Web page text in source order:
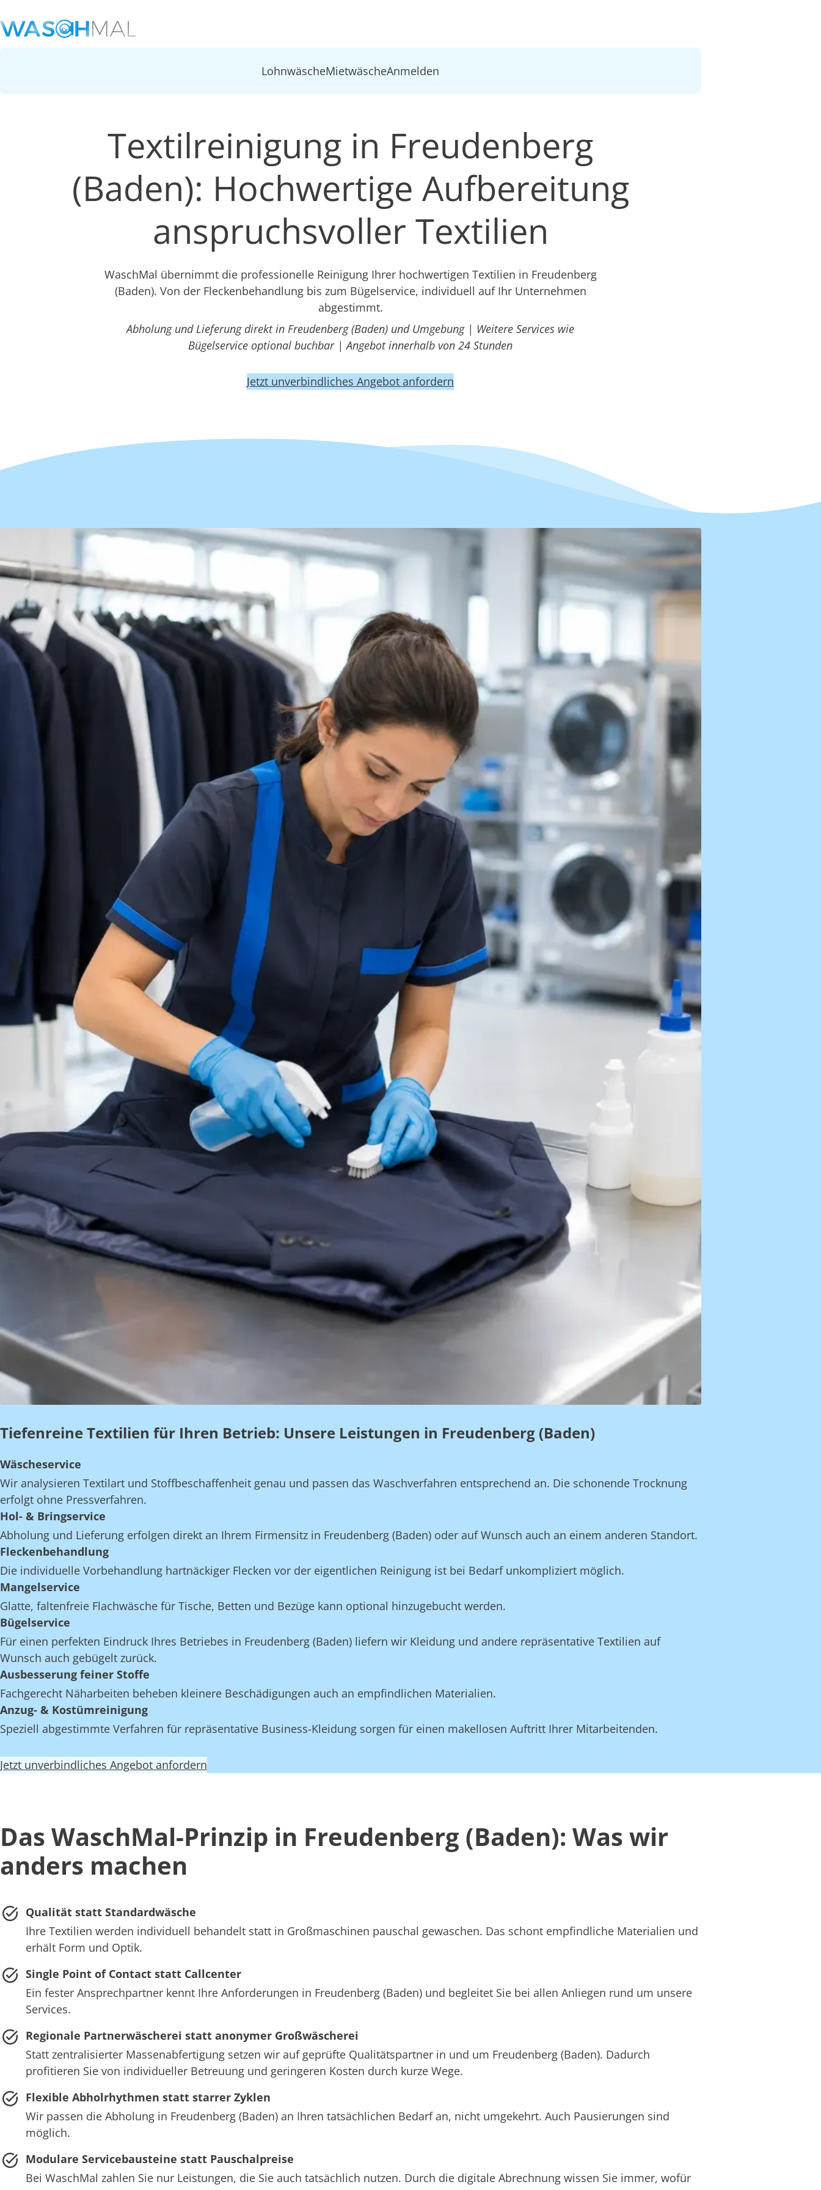
LohnwäscheMietwäscheAnmelden
Textilreinigung in Freudenberg
(Baden): Hochwertige Aufbereitung
anspruchsvoller Textilien
WaschMal übernimmt die professionelle Reinigung Ihrer hochwertigen Textilien in Freudenberg
(Baden). Von der Fleckenbehandlung bis zum Bügelservice, individuell auf Ihr Unternehmen
abgestimmt.
Abholung und Lieferung direkt in Freudenberg (Baden) und Umgebung | Weitere Services wie
Bügelservice optional buchbar | Angebot innerhalb von 24 Stunden
Jetzt unverbindliches Angebot anfordern
Tiefenreine Textilien für Ihren Betrieb: Unsere Leistungen in Freudenberg (Baden)
Wäscheservice
Wir analysieren Textilart und Stoffbeschaffenheit genau und passen das Waschverfahren entsprechend an. Die schonende Trocknung
erfolgt ohne Pressverfahren.
Hol- & Bringservice
Abholung und Lieferung erfolgen direkt an Ihrem Firmensitz in Freudenberg (Baden) oder auf Wunsch auch an einem anderen Standort.
Fleckenbehandlung
Die individuelle Vorbehandlung hartnäckiger Flecken vor der eigentlichen Reinigung ist bei Bedarf unkompliziert möglich.
Mangelservice
Glatte, faltenfreie Flachwäsche für Tische, Betten und Bezüge kann optional hinzugebucht werden.
Bügelservice
Für einen perfekten Eindruck Ihres Betriebes in Freudenberg (Baden) liefern wir Kleidung und andere repräsentative Textilien auf
Wunsch auch gebügelt zurück.
Ausbesserung feiner Stoffe
Fachgerecht Näharbeiten beheben kleinere Beschädigungen auch an empfindlichen Materialien.
Anzug- & Kostümreinigung
Speziell abgestimmte Verfahren für repräsentative Business-Kleidung sorgen für einen makellosen Auftritt Ihrer Mitarbeitenden.
Jetzt unverbindliches Angebot anfordern
Das WaschMal-Prinzip in Freudenberg (Baden): Was wir
anders machen
Qualität statt Standardwäsche
Ihre Textilien werden individuell behandelt statt in Großmaschinen pauschal gewaschen. Das schont empfindliche Materialien und
erhält Form und Optik.
Single Point of Contact statt Callcenter
Ein fester Ansprechpartner kennt Ihre Anforderungen in Freudenberg (Baden) und begleitet Sie bei allen Anliegen rund um unsere
Services.
Regionale Partnerwäscherei statt anonymer Großwäscherei
Statt zentralisierter Massenabfertigung setzen wir auf geprüfte Qualitätspartner in und um Freudenberg (Baden). Dadurch
profitieren Sie von individueller Betreuung und geringeren Kosten durch kurze Wege.
Flexible Abholrhythmen statt starrer Zyklen
Wir passen die Abholung in Freudenberg (Baden) an Ihren tatsächlichen Bedarf an, nicht umgekehrt. Auch Pausierungen sind
möglich.
Modulare Servicebausteine statt Pauschalpreise
Bei WaschMal zahlen Sie nur Leistungen, die Sie auch tatsächlich nutzen. Durch die digitale Abrechnung wissen Sie immer, wofür